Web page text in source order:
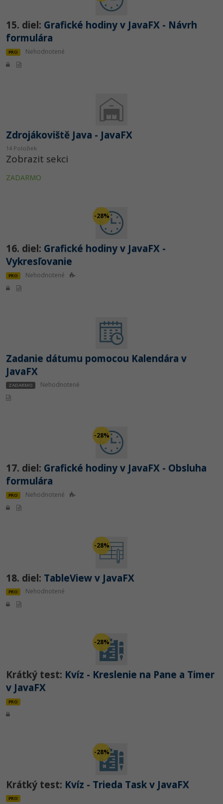
15. diel: Grafické hodiny v JavaFX - Návrh
formulára
PRO Nehodnotené
Zdrojákoviště Java - JavaFX
14 Položiek
Zobrazit sekci
ZADARMO
-28%
16. diel: Grafické hodiny v JavaFX -
Vykresľovanie
PRO Nehodnotené
Zadanie dátumu pomocou Kalendára v
JavaFX
ZADARMO Nehodnotené
-28%
17. diel: Grafické hodiny v JavaFX - Obsluha
formulára
PRO Nehodnotené
-28%
18. diel: TableView v JavaFX
PRO Nehodnotené
-28%
Krátký test: Kvíz - Kreslenie na Pane a Timer
v JavaFX
PRO
-28%
Krátký test: Kvíz - Trieda Task v JavaFX
PRO